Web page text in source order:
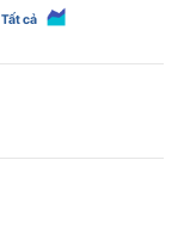
Tất cả